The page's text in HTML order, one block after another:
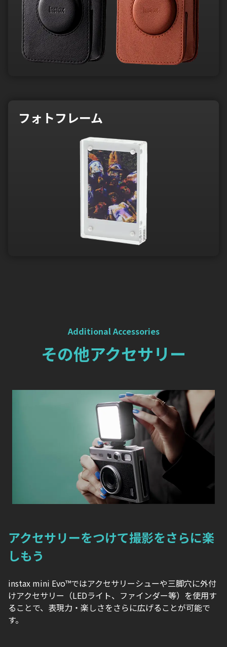
フォトフレーム
Additional Accessories
その他アクセサリー
アクセサリーをつけて撮影をさらに楽
しもう
instax mini Evo™ではアクセサリーシューや三脚穴に外付
けアクセサリー（LEDライト、ファインダー等）を使用す
ることで、表現力・楽しさをさらに広げることが可能で
す。